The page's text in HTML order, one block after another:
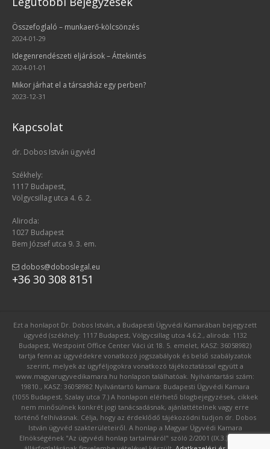
Összefoglaló – munkaerő-kölcsönzés
2024-01-29
Idegenrendészeti eljárások – Áttekintés
2024-01-01
Mikor járhat el a társasház egy perben?
2023-12-31
Kapcsolat
dr. Dobos István ügyvéd
Székhely:
1117 Budapest,
Völgycsillag utca 4. 6. 2.
Aliroda:
1027 Budapest
Bem József utca 9. 3. em.
dobos@doboslegal.eu
+36 30 308 8151
Ezt a honlapot Dr. Dobos István, a Budapesti Ügyvédi Kamarában bejegyzett
ügyvéd (székhely: 1117 Budapest, Völgycsillag utca 4.6.2., aliroda: 1132
Budapest, Westpoint Office Center Váci út 18. 5. emelet, KASZ: 36058982)
tartja fenn az ügyvédekre vonatkozó jogszabályok és belső szabályzatok
szerint, melyek az ügyféljogokra vonatkozó tájékoztatással együtt a
www.magyarugyvedikamara.hu honlapon találhatóak. Nyilvántartási szám:
19810., KASZ: 36058982 Nyilvántartó kamara: Budapesti Ügyvédi Kamara
(1055 Budapest, Szalay utca 7.) A honlapon elérhető blogbejegyzések, cikkek
nem minősülnek konkrét jogi tanácsadásnak, ajánlattételnek vagy erre
történő felhívásnak. Célja, hogy az érdeklődő tájékozódni tudjon dr. Dobos
István ügyvéd szakterületeiről. A honlap a Magyar Ügyvédi Kamara
Elnökségének "Az ügyvédi honlap tartalmáról" szóló 2/2001 (IX.3.) számú